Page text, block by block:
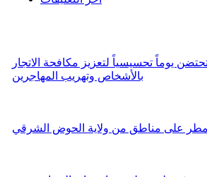
يوماً تحسيسياً لتعزيز مكافحة الاتجار
بالأشخاص وتهريب المهاجرين
على مناطق من ولاية الحوض الشرقي